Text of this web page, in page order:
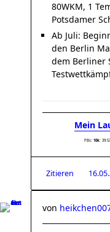
80WKM, 1
Potsdamer
Ab Juli:
den Berlin
dem Berliner
Mein
PBs: 10k:
Zitieren
von